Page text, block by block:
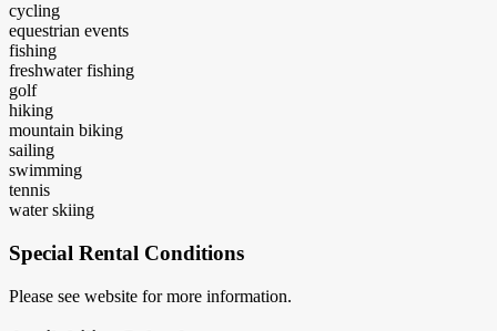
cycling
equestrian events
fishing
freshwater fishing
golf
hiking
mountain biking
sailing
swimming
tennis
water skiing
Special Rental Conditions
Please see website for more information.